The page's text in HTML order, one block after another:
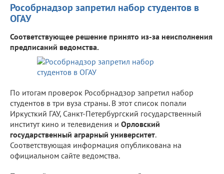
Рособрнадзор запретил набор студентов в
ОГАУ
Соответствующее решение принято из-за неисполнения
предписаний ведомства.
По итогам проверок Рособрнадзор запретил набор
студентов в три вуза страны. В этот список попали
Иркусткий ГАУ, Санкт-Петербургский государственный
институт кино и телевидения и Орловский
государственный аграрный университет.
Соответствующая информация опубликована на
официальном сайте ведомства.